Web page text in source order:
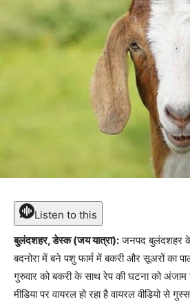
Listen to this
बुलंदशहर, डेस्क (जय यात्रा):जनपद बुलंदशहर के
बदनोरा में बने पशु फार्म में बकरी और सूअरों का
गुरुवार को बकरी के साथ रेप की घटना को अंजाम
मीडिया पर वायरल हो रहा है वायरल वीडियो से